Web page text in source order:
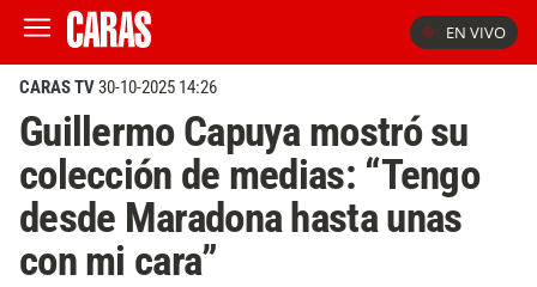
EN VIVO
CARAS TV30-10-2025 14:26
Guillermo Capuya mostró su
colección de medias: “Tengo
desde Maradona hasta unas
con mi cara”